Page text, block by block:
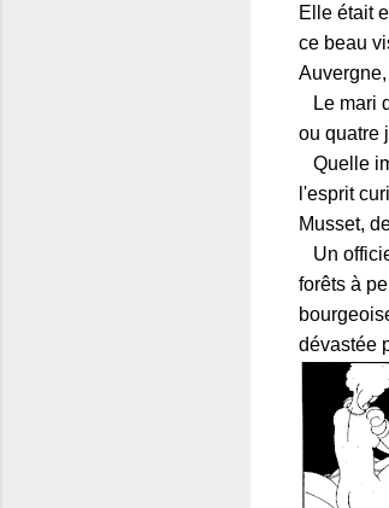
Elle était
ce beau
Le mari
ou quatre
Quelle
l'esprit
Musset,
Un
forêts à
dévastée